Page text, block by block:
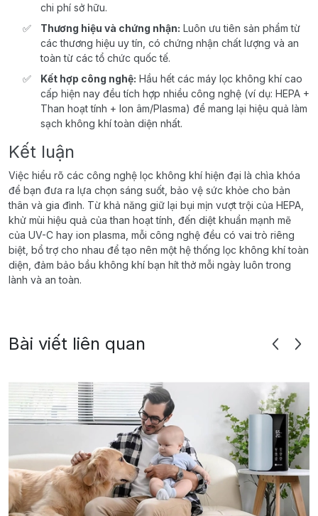
chi phí sở hữu.
Thương hiệu và chứng nhận: Luôn ưu tiên sản phẩm từ
các thương hiệu uy tín, có chứng nhận chất lượng và an
toàn từ các tổ chức quốc tế.
Kết hợp công nghệ: Hầu hết các máy lọc không khí cao
cấp hiện nay đều tích hợp nhiều công nghệ (ví dụ: HEPA +
Than hoạt tính + Ion âm/Plasma) để mang lại hiệu quả làm
sạch không khí toàn diện nhất.
Kết luận
Việc hiểu rõ các công nghệ lọc không khí hiện đại là chìa khóa
để bạn đưa ra lựa chọn sáng suốt, bảo vệ sức khỏe cho bản
thân và gia đình. Từ khả năng giữ lại bụi mịn vượt trội của HEPA,
khử mùi hiệu quả của than hoạt tính, đến diệt khuẩn mạnh mẽ
của UV-C hay ion plasma, mỗi công nghệ đều có vai trò riêng
biệt, bổ trợ cho nhau để tạo nên một hệ thống lọc không khí toàn
diện, đảm bảo bầu không khí bạn hít thở mỗi ngày luôn trong
lành và an toàn.
Bài viết liên quan